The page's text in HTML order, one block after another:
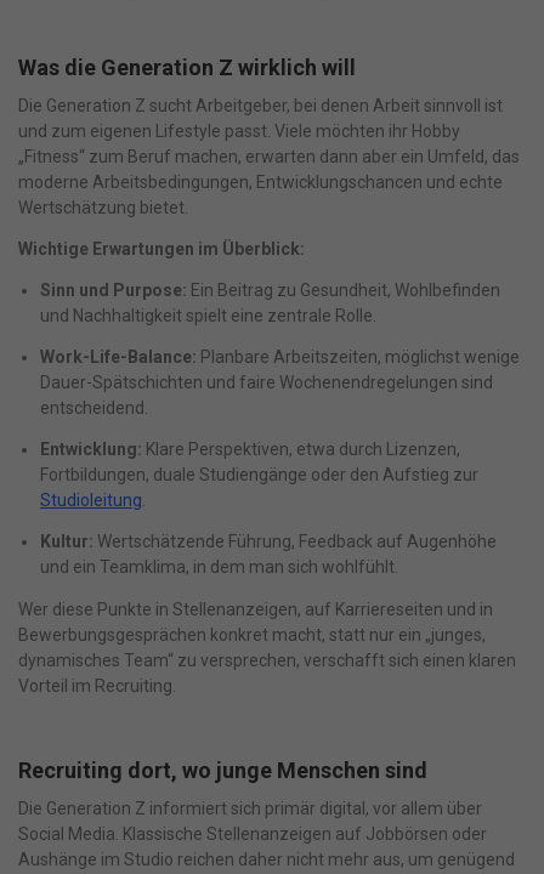
Was die Generation Z wirklich will
Die Generation Z sucht Arbeitgeber, bei denen Arbeit sinnvoll ist
und zum eigenen Lifestyle passt. Viele möchten ihr Hobby
„Fitness“ zum Beruf machen, erwarten dann aber ein Umfeld, das
moderne Arbeitsbedingungen, Entwicklungschancen und echte
Wertschätzung bietet.
Wichtige Erwartungen im Überblick:
Sinn und Purpose: Ein Beitrag zu Gesundheit, Wohlbefinden
und Nachhaltigkeit spielt eine zentrale Rolle.
Work-Life-Balance: Planbare Arbeitszeiten, möglichst wenige
Dauer-Spätschichten und faire Wochenendregelungen sind
entscheidend.
Entwicklung: Klare Perspektiven, etwa durch Lizenzen,
Fortbildungen, duale Studiengänge oder den Aufstieg zur
Studioleitung.
Kultur: Wertschätzende Führung, Feedback auf Augenhöhe
und ein Teamklima, in dem man sich wohlfühlt.
Wer diese Punkte in Stellenanzeigen, auf Karriereseiten und in
Bewerbungsgesprächen konkret macht, statt nur ein „junges,
dynamisches Team“ zu versprechen, verschafft sich einen klaren
Vorteil im Recruiting.
Recruiting dort, wo junge Menschen sind
Die Generation Z informiert sich primär digital, vor allem über
Social Media. Klassische Stellenanzeigen auf Jobbörsen oder
Aushänge im Studio reichen daher nicht mehr aus, um genügend